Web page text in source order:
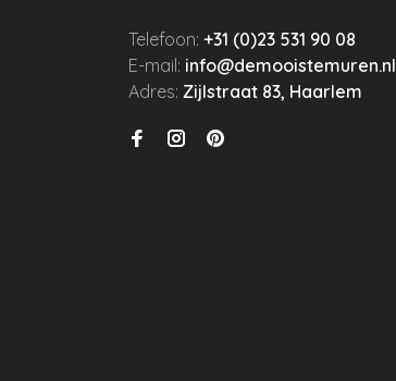
Telefoon:+31 (0)23 531 90 08
E-mail: info@demooistemuren.nl
Adres:Zijlstraat 83, Haarlem